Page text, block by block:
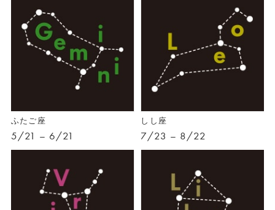
ふたご座
5/21 – 6/21
しし座
7/23 – 8/22